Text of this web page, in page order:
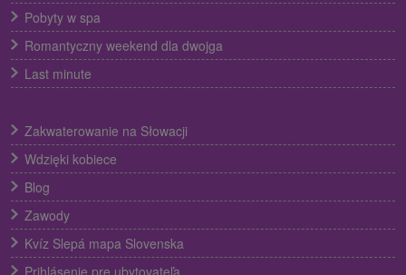
Pobyty w spa
Romantyczny weekend dla dwojga
Last minute
Zakwaterowanie na Słowacji
Wdzięki kobiece
Blog
Zawody
Kvíz Slepá mapa Slovenska